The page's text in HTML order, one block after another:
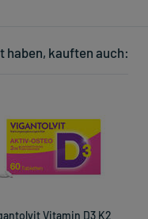
haben, kauften auch:
Vitamin D3 K2